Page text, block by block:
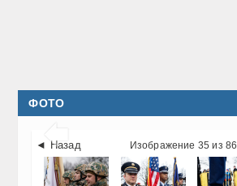
ФОТО

◄ Назад Изображение 35 из 86